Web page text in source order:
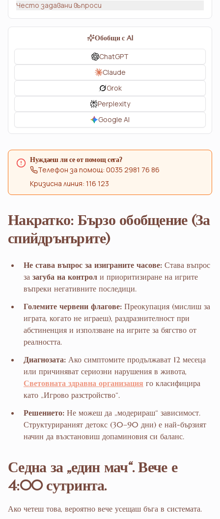
Често задавани въпроси
Обобщи с AI
ChatGPT
Claude
Grok
Perplexity
Google AI
Нуждаеш ли се от помощ сега?
Телефон за помощ: 0035 2981 76 86
Кризисна линия: 116 123
Накратко: Бързо обобщение (За
спийдрънърите)
Не става въпрос за изиграните часове: Става въпрос
за загуба на контрол и приоритизиране на игрите
въпреки негативните последици.
Големите червени флагове: Преокупация (мислиш за
играта, когато не играеш), раздразнителност при
абстиненция и използване на игрите за бягство от
реалността.
Диагнозата: Ако симптомите продължават 12 месеца
или причиняват сериозни нарушения в живота,
Световната здравна организация го класифицира
като „Игрово разстройство“.
Решението: Не можеш да „модерираш“ зависимост.
Структурираният детокс (30–90 дни) е най-бързият
начин да възстановиш допаминовия си баланс.
Седна за „един мач“. Вече е
4:00 сутринта.
Ако четеш това, вероятно вече усещаш бъга в системата.